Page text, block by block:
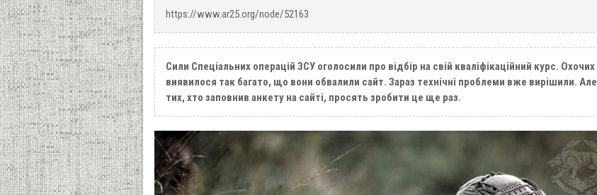
https://www.ar25.org/node/52163
Сили Спеціальних операцій ЗСУ оголосили про відбір на свій кваліфікаційний курс. Охочих
виявилося так багато, що вони обвалили сайт. Зараз технічні проблеми вже вирішили. Але
тих, хто заповнив анкету на сайті, просять зробити це ще раз.